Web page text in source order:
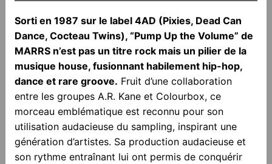
Sorti en 1987 sur le label 4AD (Pixies, Dead Can
Dance, Cocteau Twins), “Pump Up the Volume” de
MARRS n’est pas un titre rock mais un pilier de la
musique house, fusionnant habilement hip-hop,
dance et rare groove. Fruit d’une collaboration
entre les groupes A.R. Kane et Colourbox, ce
morceau emblématique est reconnu pour son
utilisation audacieuse du sampling, inspirant une
génération d’artistes. Sa production audacieuse et
son rythme entraînant lui ont permis de conquérir